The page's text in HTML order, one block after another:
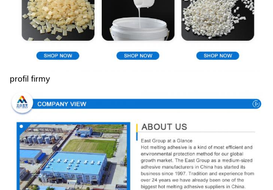
profil firmy